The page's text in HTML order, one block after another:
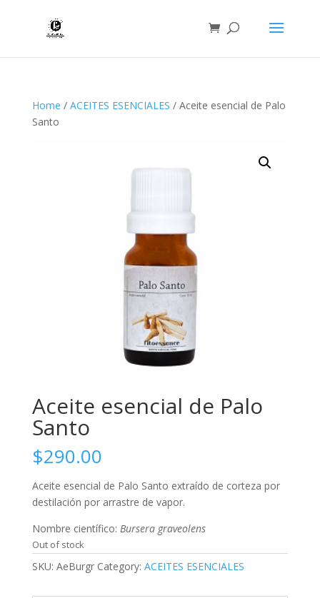
Home / ACEITES ESENCIALES / Aceite esencial de Palo
Santo
Aceite esencial de Palo
Santo
$290.00
Aceite esencial de Palo Santo extraído de corteza por
destilación por arrastre de vapor.
Nombre científico: Bursera graveolens
Out of stock
SKU: AeBurgr Category: ACEITES ESENCIALES